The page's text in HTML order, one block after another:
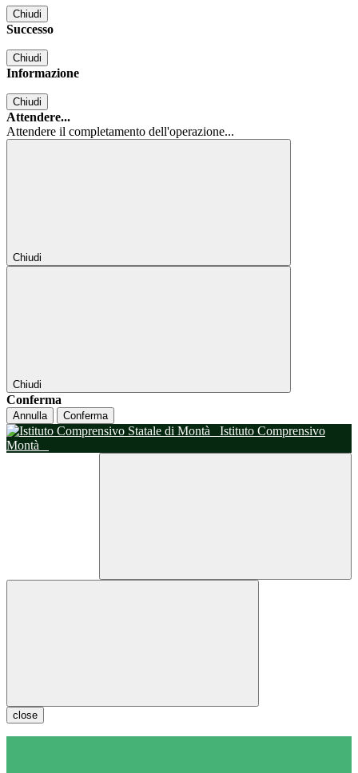
Chiudi
Successo
Chiudi
Informazione
Chiudi
Attendere...
Attendere il completamento dell'operazione...
Chiudi
Chiudi
Conferma
Annulla Conferma
Istituto Comprensivo
Montà
close